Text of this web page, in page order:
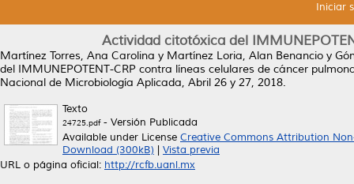
Iniciar
Actividad citotóxica del
Martínez Torres, Ana Carolina y Martínez Loria, Alan Benancio y
del IMMUNEPOTENT-CRP contra líneas celulares de cáncer
Nacional de Microbiología Aplicada, Abril 26 y 27, 2018.
Texto
24725.pdf- Versión Publicada
Available under License Creative Commons Attribution
Download (300kB)
Vista previa
URL o página oficial: http://rcfb.uanl.mx